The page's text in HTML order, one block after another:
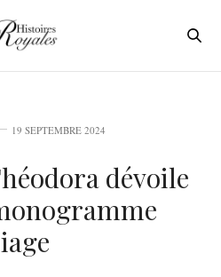
19 SEPTEMBRE 2024
dévoile